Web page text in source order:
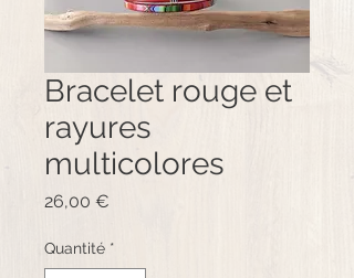
Bracelet rouge et
rayures
multicolores
26,00 €
Quantité *